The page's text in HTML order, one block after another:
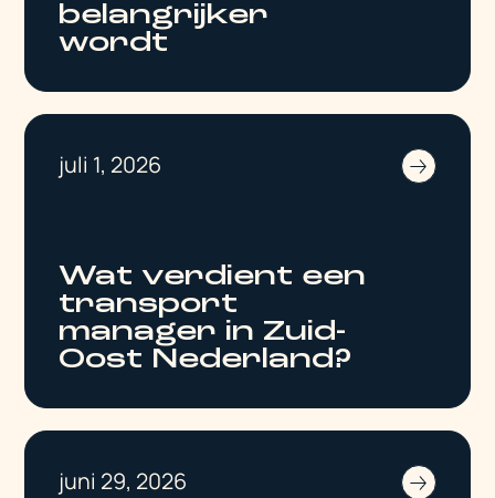
belangrijker
wordt
juli 1, 2026
Wat verdient een
transport
manager in Zuid-
Oost Nederland?
juni 29, 2026